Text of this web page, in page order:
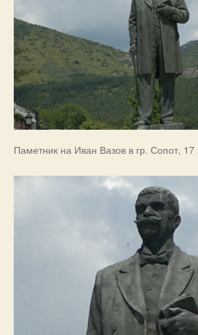
Паметник на Иван Вазов в гр. Сопот, 17